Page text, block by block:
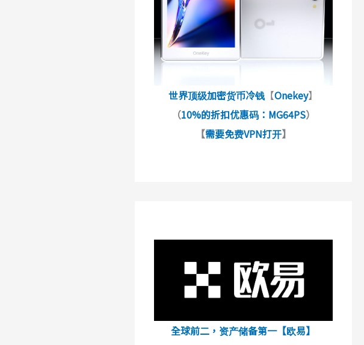
世界顶级加密货币冷钱 【Onekey】
（10%的折扣优惠码：MG64PS）
【需要免费VPN打开】
全球前二，资产储备第一【欧易】